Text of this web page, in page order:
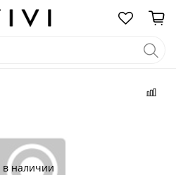
в наличии